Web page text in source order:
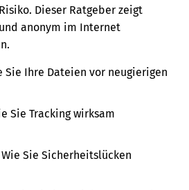
Dieser Ratgeber zeigt
anonym im Internet
Sie Ihre Dateien vor neugierigen
Sie Tracking wirksam
Sie Sicherheitslücken